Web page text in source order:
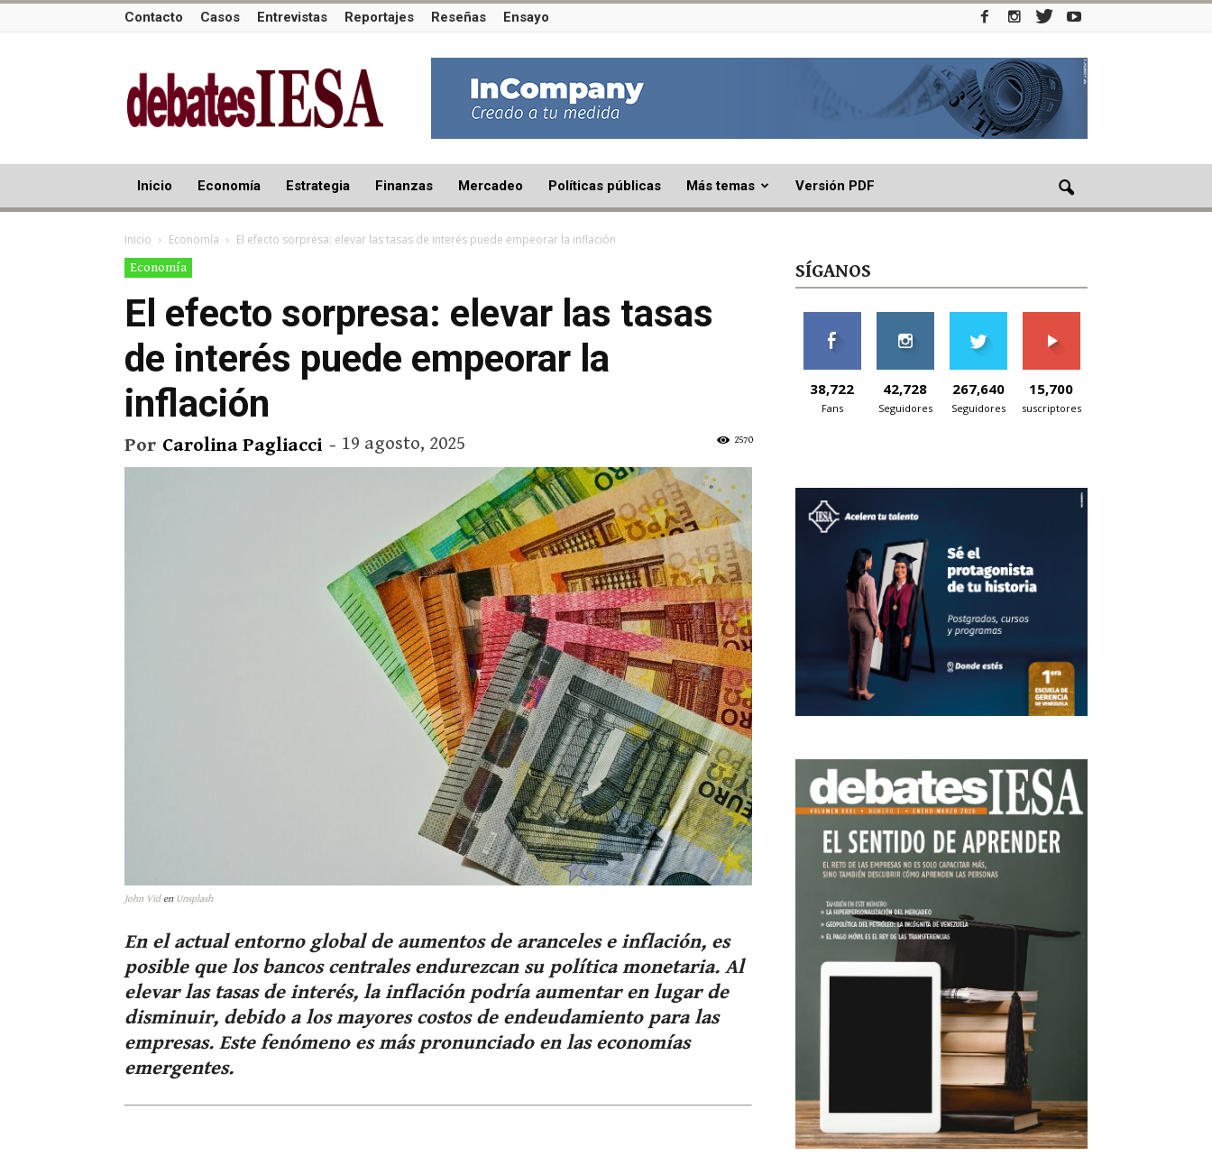
Contacto Casos Entrevistas Reportajes Reseñas Ensayo
Inicio Economía Estrategia Finanzas Mercadeo Políticas públicas Más temas Versión PDF
Inicio Economía
El efecto sorpresa: elevar las tasas de interés puede empeorar la inflación
Economía
El efecto sorpresa: elevar las tasas
de interés puede empeorar la
inflación
Por Carolina Pagliacci - 19 agosto, 2025 2570
John Viden Unsplash
En el actual entorno global de aumentos de aranceles e inflación, es
posible que los bancos centrales endurezcan su política monetaria. Al
elevar las tasas de interés, la inflación podría aumentar en lugar de
disminuir, debido a los mayores costos de endeudamiento para las
empresas. Este fenómeno es más pronunciado en las economías
emergentes.
SÍGANOS
38,722
Fans
42,728
Seguidores
267,640
Seguidores
15,700
suscriptores